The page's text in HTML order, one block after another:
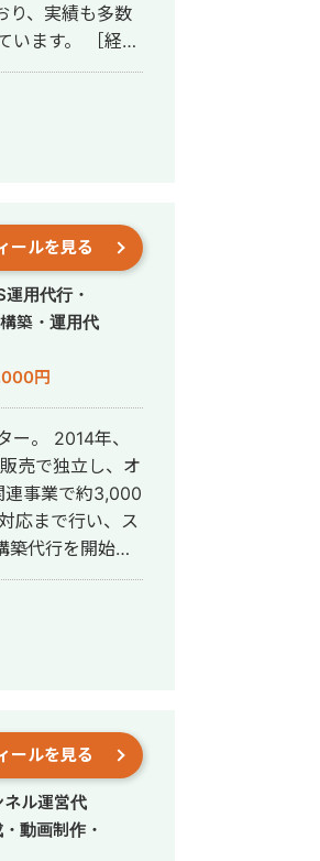
り、実績も多数
す。 ［経
独立。 会社員時
ました。 ポケ
業責任者とマー
PVまでもって
でUUが1.35
：半年で圏外
：半年でUU
ールを見る
用代行・
築・運用代
円
年、
売で独立し、オ
連事業で約3,000
気通貫で支援し
ールを見る
ル運営代
動画制作・